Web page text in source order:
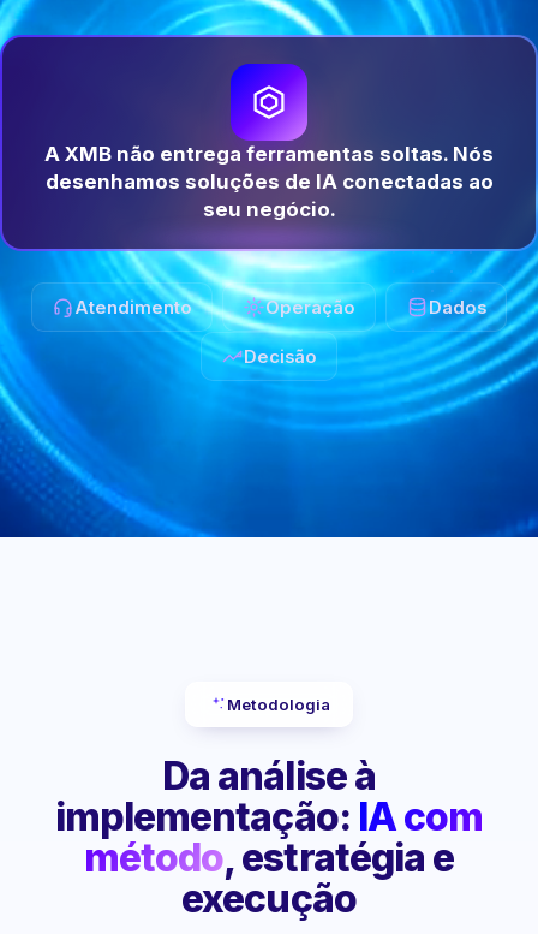
A XMB não entrega ferramentas soltas. Nós
desenhamos soluções de IA conectadas ao
seu negócio.
Atendimento Operação Dados
Decisão
Metodologia
Da análise à
implementação: IA com
método, estratégia e
execução